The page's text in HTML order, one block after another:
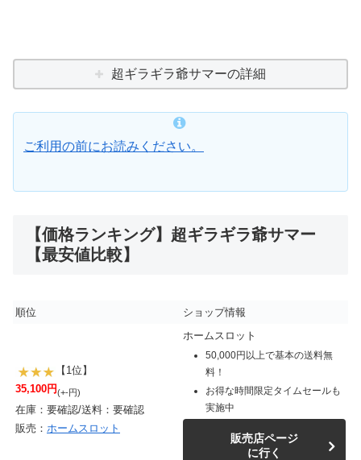
超ギラギラ爺サマーの詳細
ご利用の前にお読みください。
【価格ランキング】超ギラギラ爺サマー
【最安値比較】
順位 ショップ情報
【1位】
35,100円(+-円)
在庫：要確認/送料：要確認
販売： ホームスロット
ホームスロット
50,000円以上で基本の送料無
料！
お得な時間限定タイムセールも
実施中
販売店ページ
に行く